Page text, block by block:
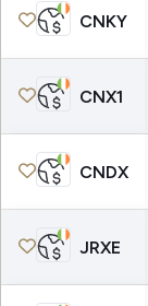
CNKY
CNX1
CNDX
JRXE